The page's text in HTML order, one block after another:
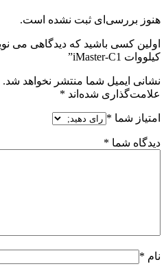
هنوز بررسی‌ای ثبت نشده است.
کیلووات iMaster-C1”
نشانی ایمیل شما منتشر نخواهد شد.
علامت‌گذاری شده‌اند *
امتیاز شما *
دیدگاه شما *
نام *